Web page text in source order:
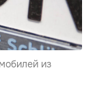
из